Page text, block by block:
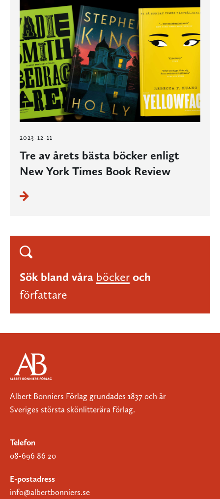
2023-12-11
Tre av årets bästa böcker enligt
New York Times Book Review
Sök bland våra böcker och
författare
Albert Bonniers Förlag grundades 1837 och är
Sveriges största skönlitterära förlag.
Telefon
08-696 86 20
E-postadress
info@albertbonniers.se